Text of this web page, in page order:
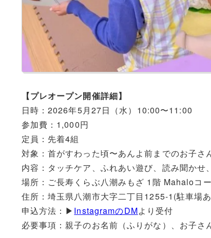
【プレオープン開催詳細】
日時：2026年5月27日（水）10:00〜11:00
参加費：1,000円
定員：先着4組
対象：首がすわった頃〜あんよ前までのお子さ
内容：タッチケア、ふれあい遊び、読み聞かせ
場所：ご長寿くらぶ八潮みもざ 1階 Mahaloコ
住所：埼玉県八潮市大字二丁目1255-1(駐車場
申込方法：▶ InstagramのDMより受付
必要事項：親子のお名前（ふりがな）、お子さ